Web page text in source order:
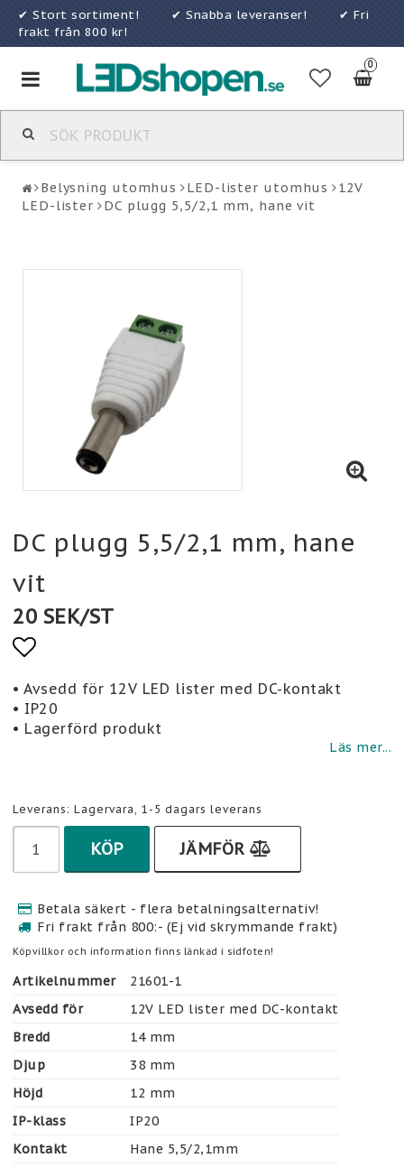
✔ Stort sortiment! ✔ Snabba leveranser! ✔ Fri
frakt från 800 kr!
0
Toggle
navigation
Belysning utomhus LED-lister utomhus
12V
LED-lister
DC plugg 5,5/2,1 mm, hane vit
DC plugg 5,5/2,1 mm, hane
vit
20 SEK/ST
Lägg till i favoritlistan
• Avsedd för 12V LED lister med DC-kontakt
• IP20
• Lagerförd produkt
Läs mer...
Leverans: Lagervara, 1-5 dagars leverans
KÖP JÄMFÖR
Betala säkert - flera betalningsalternativ!
Fri frakt från 800:- (Ej vid skrymmande frakt)
Köpvillkor och information finns länkad i sidfoten!
Artikelnummer
21601-1
Avsedd för
12V LED lister med DC-kontakt
Bredd
14 mm
Djup
38 mm
Höjd
12 mm
IP-klass
IP20
Kontakt
Hane 5,5/2,1mm